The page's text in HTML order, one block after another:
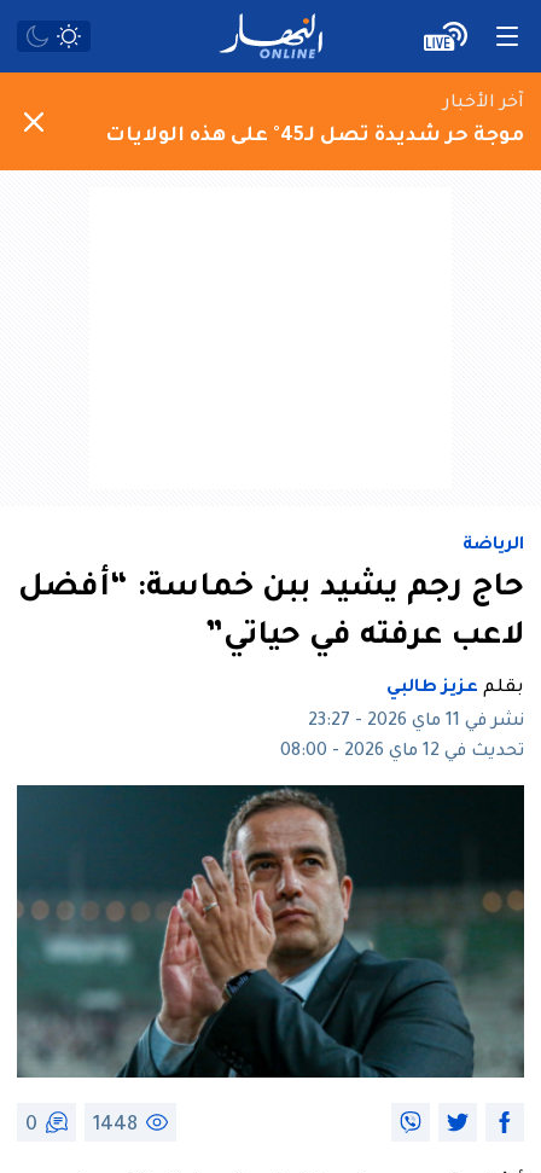
آخر الأخبار
موجة حر شديدة تصل لـ45° على هذه الولايات
الرياضة
حاج رجم يشيد ببن خماسة: “أفضل
لاعب عرفته في حياتي”
بقلم عزيز طالبي
نشر في 11 ماي 2026 - 23:27
تحديث في 12 ماي 2026 - 08:00
1448
0